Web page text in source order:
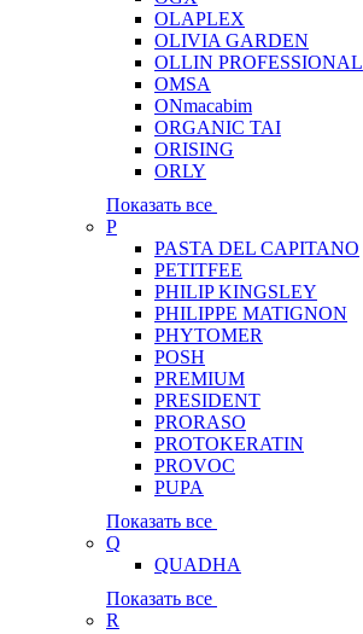
OLAPLEX
OLIVIA GARDEN
OLLIN PROFESSIONAL
OMSA
ONmacabim
ORGANIC TAI
ORISING
ORLY
Показать все
P
PASTA DEL CAPITANO
PETITFEE
PHILIP KINGSLEY
PHILIPPE MATIGNON
PHYTOMER
POSH
PREMIUM
PRESIDENT
PRORASO
PROTOKERATIN
PROVOC
PUPA
Показать все
Q
QUADHA
Показать все
R